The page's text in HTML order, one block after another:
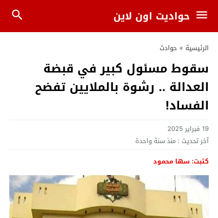
حواديت اون لاين
الرئيسية » حوادث
سقوط مسئول كبير في قبضة
العدالة .. رشوة بالملايين تفضح
الفساد!
19 فبراير 2025
آخر تحديث : منذ سنة واحدة
كتبت: سها محمود